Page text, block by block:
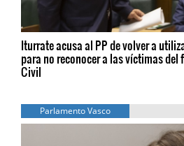
Iturrate acusa al PP de volver a
para no reconocer a las víctimas del
Civil
Parlamento Vasco